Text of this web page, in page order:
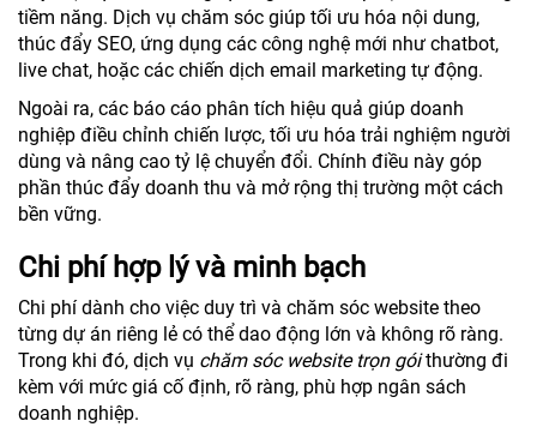
tiềm năng. Dịch vụ chăm sóc giúp tối ưu hóa nội dung,
thúc đẩy SEO, ứng dụng các công nghệ mới như chatbot,
live chat, hoặc các chiến dịch email marketing tự động.
Ngoài ra, các báo cáo phân tích hiệu quả giúp doanh
nghiệp điều chỉnh chiến lược, tối ưu hóa trải nghiệm người
dùng và nâng cao tỷ lệ chuyển đổi. Chính điều này góp
phần thúc đẩy doanh thu và mở rộng thị trường một cách
bền vững.
Chi phí hợp lý và minh bạch
Chi phí dành cho việc duy trì và chăm sóc website theo
từng dự án riêng lẻ có thể dao động lớn và không rõ ràng.
Trong khi đó, dịch vụ chăm sóc website trọn góithường đi
kèm với mức giá cố định, rõ ràng, phù hợp ngân sách
doanh nghiệp.